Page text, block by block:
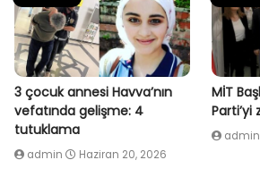
3 çocuk annesi Havva’nın
vefatında gelişme: 4
tutuklama
admin Haziran 20, 2026
MİT
admin